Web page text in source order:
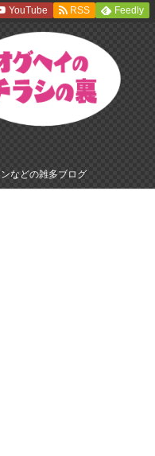
などの雑多ブログ
YouTube RSS Feedly